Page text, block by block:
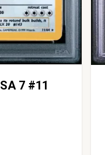
7 #11